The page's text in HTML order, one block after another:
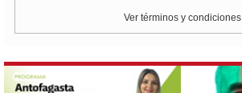
Ver términos y condiciones